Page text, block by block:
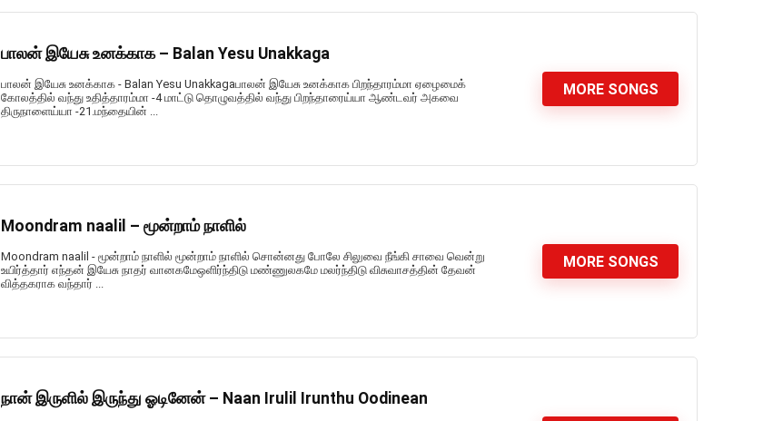
பாலன் இயேசு உனக்காக – Balan Yesu Unakkaga
பாலன் இயேசு உனக்காக - Balan Yesu Unakkagaபாலன் இயேசு உனக்காக பிறந்தாரம்மா ஏழைமைக்
கோலத்தில் வந்து உதித்தாரம்மா -4 மாட்டு தொழுவத்தில் வந்து பிறந்தாரைய்யா ஆண்டவர் அகவை
திருநாளைய்யா -21.மந்தையின் ...
MORE SONGS
Moondram naalil – மூன்றாம் நாளில்
Moondram naalil - மூன்றாம் நாளில் மூன்றாம் நாளில் சொன்னது போலே சிலுவை நீங்கி சாவை வென்று
உயிர்த்தார் எந்தன் இயேசு நாதர் வானகமேஒளிர்ந்திடு மண்ணுலகமே மலர்ந்திடு விசுவாசத்தின் தேவன்
வித்தகராக வந்தார் ...
MORE SONGS
நான் இருளில் இருந்து ஓடினேன் – Naan Irulil Irunthu Oodinean